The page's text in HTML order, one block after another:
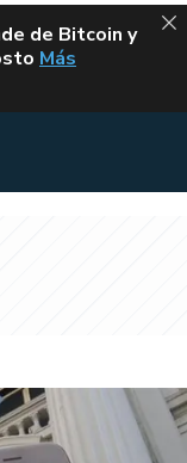
de Bitcoin y
VUELVE EL
Más